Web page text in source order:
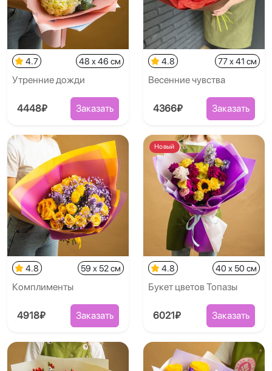
4.7 48 x 46 см
Утренние дожди
4448₽ Заказать
4.8 77 x 41 см
Весенние чувства
4366₽ Заказать
4.8 59 x 52 см
Комплименты
4918₽ Заказать
Новый
4.8 40 x 50 см
Букет цветов Топазы
6021₽ Заказать